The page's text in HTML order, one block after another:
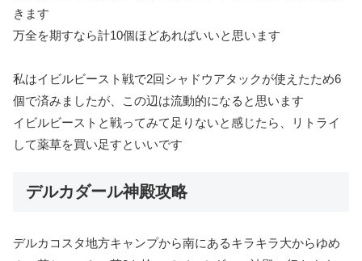
きます
万全を期すなら計10個ほどあればいいと思います
私はイビルビースト戦で2回シャドウアタックが使えたため6
個で済みましたが、この辺は流動的になると思います
イビルビーストと戦ってみて足りないと感じたら、リトライ
して薬草を買い足すといいです
デルカダール神殿攻略
デルカコスタ地方キャンプから南にあるキラキラ大からゆめ